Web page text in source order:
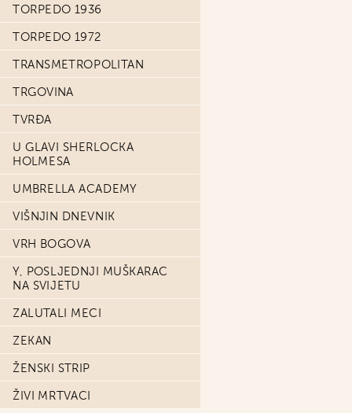
TORPEDO 1936
TORPEDO 1972
TRANSMETROPOLITAN
TRGOVINA
TVRĐA
U GLAVI SHERLOCKA
HOLMESA
UMBRELLA ACADEMY
VIŠNJIN DNEVNIK
VRH BOGOVA
Y, POSLJEDNJI MUŠKARAC
NA SVIJETU
ZALUTALI MECI
ZEKAN
ŽENSKI STRIP
ŽIVI MRTVACI